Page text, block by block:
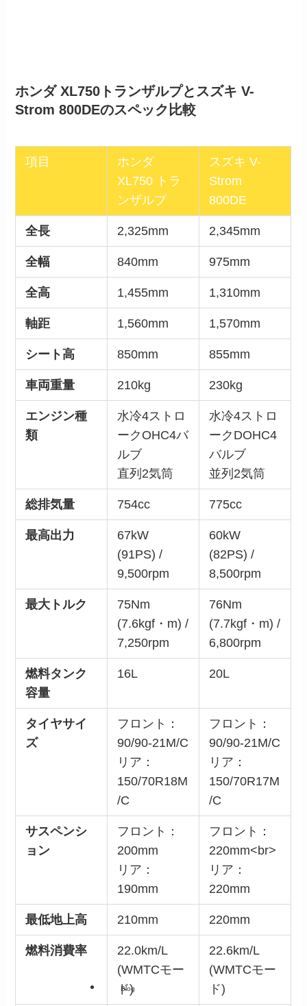
ホンダ XL750トランザルプとスズキ V-
Strom 800DEのスペック比較
項目
ホンダ
XL750 トラ
ンザルプ
スズキ V-
Strom
800DE
全長 2,325mm 2,345mm
全幅 840mm 975mm
全高 1,455mm 1,310mm
軸距 1,560mm 1,570mm
シート高 850mm 855mm
車両重量 210kg 230kg
エンジン種
類
水冷4ストロ
ークOHC4バ
ルブ
直列2気筒
水冷4ストロ
ークDOHC4
バルブ
並列2気筒
総排気量 754cc 775cc
最高出力
67kW
(91PS) /
9,500rpm
60kW
(82PS) /
8,500rpm
最大トルク
75Nm
(7.6kgf・m) /
7,250rpm
76Nm
(7.7kgf・m) /
6,800rpm
燃料タンク
容量
16L 20L
タイヤサイ
ズ
フロント：
90/90-21M/C
リア：
150/70R18M
/C
フロント：
90/90-21M/C
リア：
150/70R17M
/C
サスペンシ
ョン
フロント：
200mm
リア：
190mm
フロント：
220mm<br>
リア：
220mm
最低地上高 210mm 220mm
燃料消費率
22.0km/L
(WMTCモー
ド)
22.6km/L
(WMTCモー
ド)
Blog